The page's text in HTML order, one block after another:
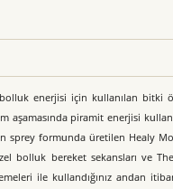
enerjisi için kullanılan bitki
aşamasında piramit enerjisi
sprey formunda üretilen Healy
bolluk bereket sekansları ve
ile kullandığınız andan